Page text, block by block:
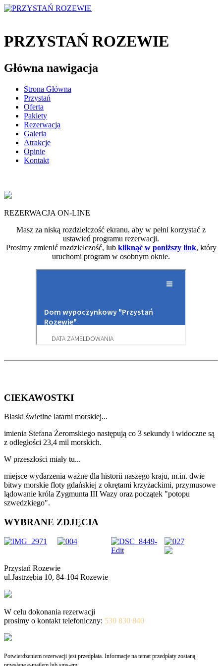
PRZYSTAŃ ROZEWIE
Główna nawigacja
Strona Główna
Przystań
Oferta
Pakiety
Rezerwacja
Galeria
Atrakcje
Opinie
Kontakt
REZERWACJA ON-LINE
Masz za niską rozdzielczość ekranu, aby w pełni korzystać z
ustawień programu rezerwacji.
Prosimy zmienić rozdzielczość, lub kliknąć w poniższy link, który
uruchomi program w osobnym oknie.
CIEKAWOSTKI
Blaski świetlne latarni morskiej...
imienia Stefana Żeromskiego następują co 3 sekundy i widoczne są
z odległości 23,4 mil morskich.
W przeszłości miały tu...
miejsce wydarzenia ważne dla historii naszego kraju, m.in. dwie
bitwy morskie floty gdańskiej z okrętami krzyżackimi, przymusowe
lądowanie króla Zygmunta III Wazy oraz początek "potopu
szwedzkiego".
WYBRANE ZDJĘCIA
Przystań Rozewie
ul.Jastrzębia 10, 84-104 Rozewie
W celu dokonania rezerwacji
prosimy o kontakt telefoniczny: 530 830 840
Potwierdzeniem rezerwacji jest przedpłata. Informacje na temat przedpłaty zostaną